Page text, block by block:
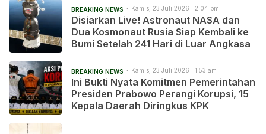
BREAKING NEWS Kamis, 23 Juli 2026 | 2:04 pm
Disiarkan Live! Astronaut NASA dan
Dua Kosmonaut Rusia Siap Kembali ke
Bumi Setelah 241 Hari di Luar Angkasa
BREAKING NEWS Kamis, 23 Juli 2026 | 1:53 am
Ini Bukti Nyata Komitmen Pemerintahan
Presiden Prabowo Perangi Korupsi, 15
Kepala Daerah Diringkus KPK